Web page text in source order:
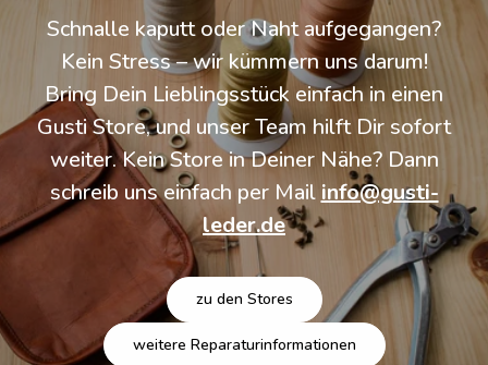
Schnalle kaputt oder Naht aufgegangen?
Kein Stress – wir kümmern uns darum!
Bring Dein Lieblingsstück einfach in einen
Gusti Store, und unser Team hilft Dir sofort
weiter. Kein Store in Deiner Nähe? Dann
schreib uns einfach per Mail info@gusti-
leder.de
zu den Stores
weitere Reparaturinformationen